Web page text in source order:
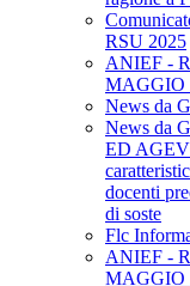
RSU 2025
ANIEF -
MAGGIO
News da
News da
ED
docenti
di soste
Flc
ANIEF -
MAGGIO